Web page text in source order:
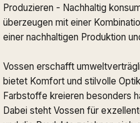
Produzieren - Nachhaltig
überzeugen mit einer
einer nachhaltigen Produktion
Vossen erschafft
bietet Komfort und stilvolle
Farbstoffe kreieren besonders
Dabei steht Vossen für